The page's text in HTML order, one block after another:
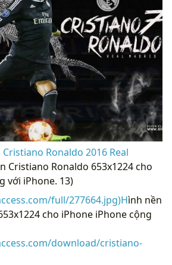
Ronaldo 2016 Real
Cristiano Ronaldo 653x1224 cho
với iPhone. 13)
full/277664.jpg)Hình nền
cho iPhone iPhone cộng
download/cristiano-